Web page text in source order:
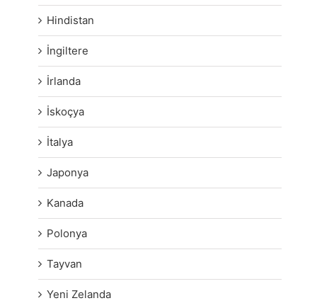
Hindistan
İngiltere
İrlanda
İskoçya
İtalya
Japonya
Kanada
Polonya
Tayvan
Yeni Zelanda